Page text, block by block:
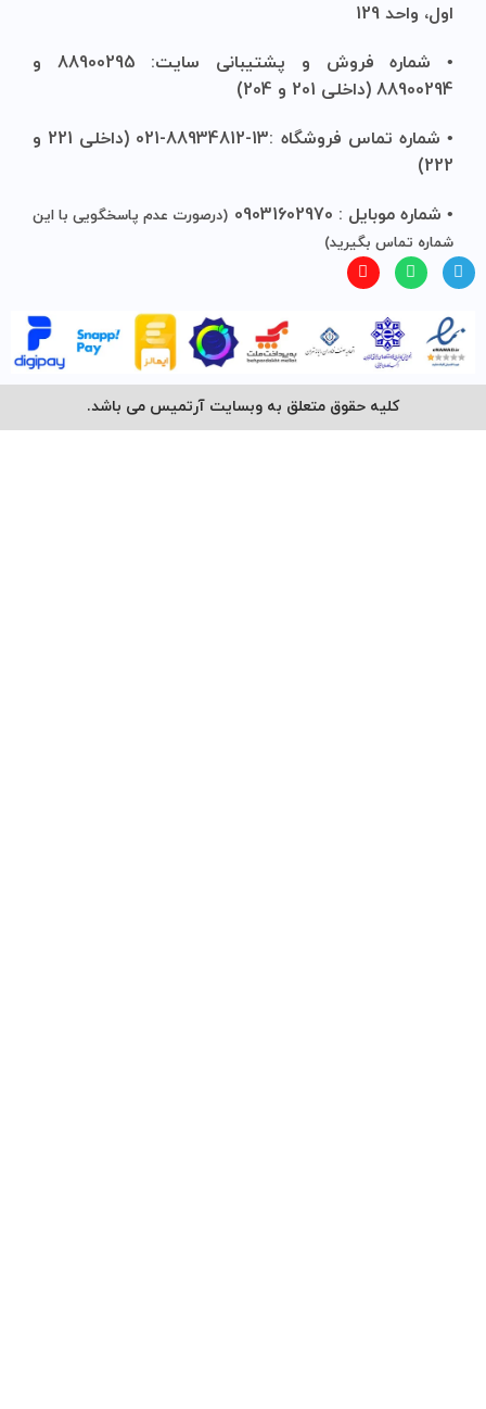
اول، واحد 129
• شماره فروش و پشتیبانی سایت: 88900295 و
88900294 (داخلی 201 و 204)
• شماره تماس فروشگاه :13-88934812-021 (داخلی 221 و
222)
• شماره موبایل : 09031602970
(درصورت عدم پاسخگویی با این
شماره تماس بگیرید)
کلیه حقوق متعلق به وبسایت آرتمیس می باشد.